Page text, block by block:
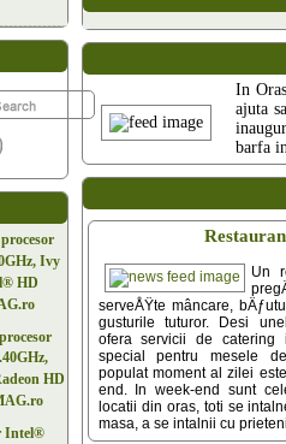
Ivy
HD
HD
Intel®
In
ajuta
barfa
Un
serveÅŸte mâncare,
gusturile tuturor. Desi
ofera servicii de
special pentru mesele
populat moment al zilei
end. In week-end sunt
locatii din oras, toti se
masa, a se intalnii cu